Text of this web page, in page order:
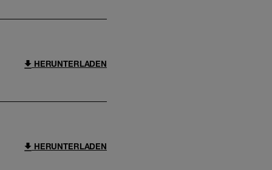
HERUNTERLADEN
HERUNTERLADEN